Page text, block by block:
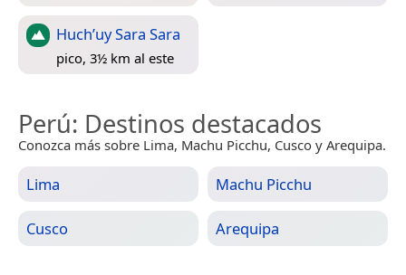
Huch’uy Sara Sara
pico, 3½ km al este
Perú: Destinos destacados
Conozca más sobre Lima, Machu Picchu, Cusco y Arequipa.
Lima Machu Picchu
Cusco Arequipa